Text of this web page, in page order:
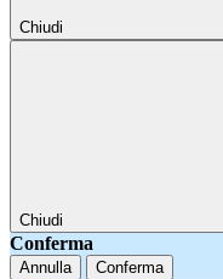
Chiudi
Chiudi
Conferma
Annulla Conferma